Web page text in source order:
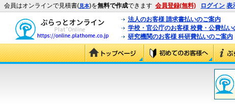
会員はオンラインで見積書(見本)を無料で作成できます 会員登録(無料) ログイン 表
法人のお客様 請求書払いのご案内
学校・官公庁のお客様 校費・公費払い
研究機関のお客様 科研費払いのご案内